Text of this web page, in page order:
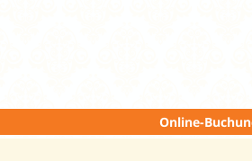
Online-